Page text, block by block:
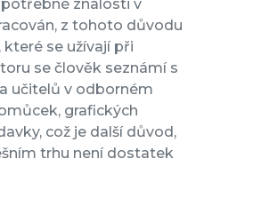
znalosti v
z tohoto důvodu
se užívají při
se člověk seznámí s
učitelů v odborném
grafických
což je další důvod,
trhu není dostatek